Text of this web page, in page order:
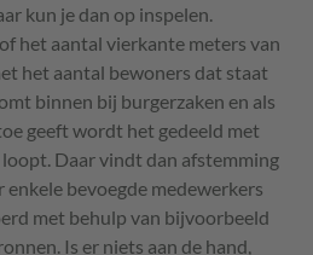
kun je dan op inspelen.
het aantal vierkante meters van
het aantal bewoners dat staat
binnen bij burgerzaken en als
geeft wordt het gedeeld met
Daar vindt dan afstemming
bevoegde medewerkers
met behulp van bijvoorbeeld
Is er niets aan de hand,